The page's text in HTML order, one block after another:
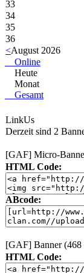
33
34
35
36
<August 2026
Online
Heute
Monat
Gesamt
LinkUs
Derzeit sind 2
[GAF] Micro-
HTML Code:
ABcode:
[GAF] Banner (468
HTML Code: